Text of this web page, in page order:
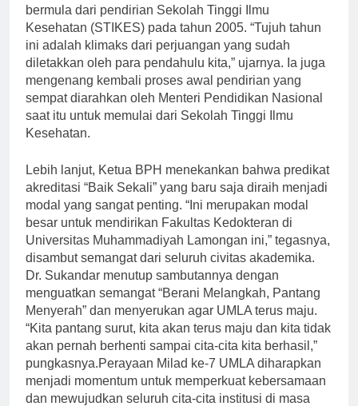
bermula dari pendirian Sekolah Tinggi Ilmu
Kesehatan (STIKES) pada tahun 2005. “Tujuh tahun
ini adalah klimaks dari perjuangan yang sudah
diletakkan oleh para pendahulu kita,” ujarnya. Ia juga
mengenang kembali proses awal pendirian yang
sempat diarahkan oleh Menteri Pendidikan Nasional
saat itu untuk memulai dari Sekolah Tinggi Ilmu
Kesehatan.
Lebih lanjut, Ketua BPH menekankan bahwa predikat
akreditasi “Baik Sekali” yang baru saja diraih menjadi
modal yang sangat penting. “Ini merupakan modal
besar untuk mendirikan Fakultas Kedokteran di
Universitas Muhammadiyah Lamongan ini,” tegasnya,
disambut semangat dari seluruh civitas akademika.
Dr. Sukandar menutup sambutannya dengan
menguatkan semangat “Berani Melangkah, Pantang
Menyerah” dan menyerukan agar UMLA terus maju.
“Kita pantang surut, kita akan terus maju dan kita tidak
akan pernah berhenti sampai cita-cita kita berhasil,”
pungkasnya.Perayaan Milad ke-7 UMLA diharapkan
menjadi momentum untuk memperkuat kebersamaan
dan mewujudkan seluruh cita-cita institusi di masa